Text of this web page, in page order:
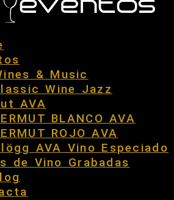
& Music
Wine Jazz
AVA
BLANCO AVA
ROJO AVA
AVA Vino Especiado
de Vino Grabadas